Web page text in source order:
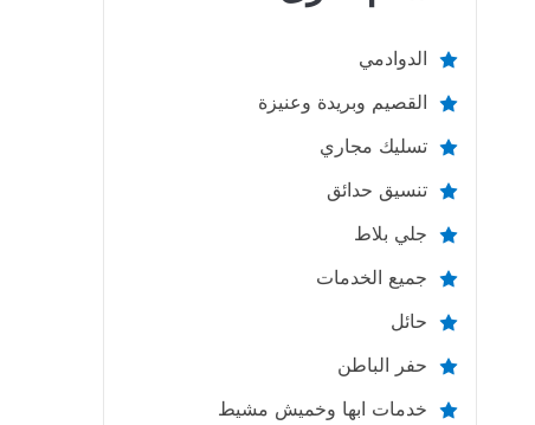
الدوادمي
القصيم وبريدة وعنيزة
تسليك مجاري
تنسيق حدائق
جلي بلاط
جميع الخدمات
حائل
حفر الباطن
خدمات ابها وخميش مشيط